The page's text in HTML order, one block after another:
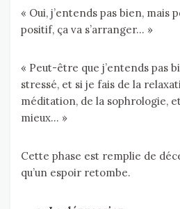
« Oui, j’entends pas bien, mais
positif, ça va s’arranger… »
« Peut-être que j’entends pas
stressé, et si je fais de la
méditation, de la sophrologie,
mieux… »
Cette phase est remplie de
qu’un espoir retombe.